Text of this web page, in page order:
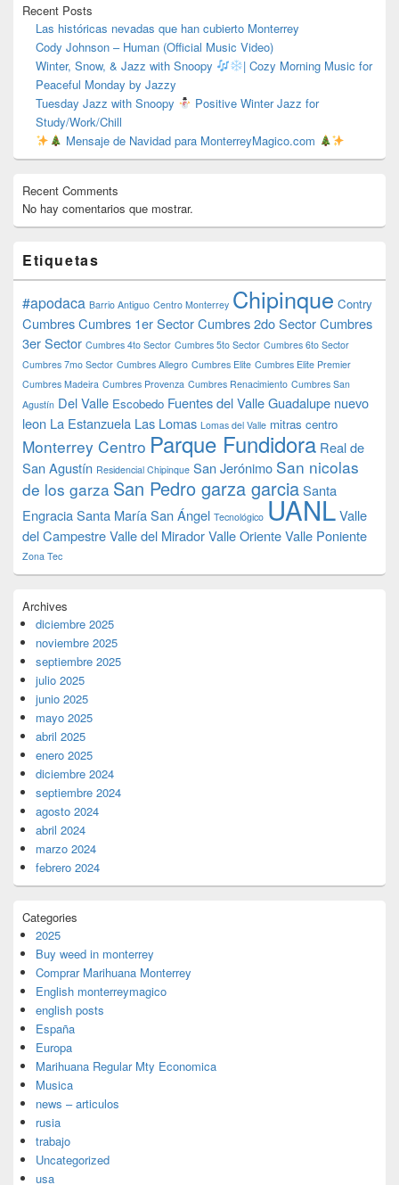
Recent Posts
Las históricas nevadas que han cubierto Monterrey
Cody Johnson – Human (Official Music Video)
Winter, Snow, & Jazz with Snoopy
| Cozy Morning Music for
Peaceful Monday by Jazzy
Tuesday Jazz with Snoopy
Positive Winter Jazz for
Study/Work/Chill
Mensaje de Navidad para MonterreyMagico.com
Recent Comments
No hay comentarios que mostrar.
Etiquetas
#apodaca Barrio Antiguo Centro Monterrey Chipinque Contry
CumbresCumbres 1er SectorCumbres 2do SectorCumbres
3er Sector Cumbres 4to Sector Cumbres 5to Sector Cumbres 6to Sector
Cumbres 7mo Sector Cumbres Allegro Cumbres Elite Cumbres Elite Premier
Cumbres Madeira Cumbres Provenza Cumbres Renacimiento Cumbres San
Agustín Del Valle Escobedo Fuentes del ValleGuadalupe nuevo
leon La Estanzuela Las Lomas Lomas del Valle mitras centro
Monterrey Centro Parque Fundidora Real de
San Agustín Residencial Chipinque San Jerónimo San nicolas
de los garza San Pedro garza garciaSanta
EngraciaSanta MaríaSan Ángel Tecnológico UANLValle
del CampestreValle del MiradorValle OrienteValle Poniente
Zona Tec
Archives
diciembre 2025
noviembre 2025
septiembre 2025
julio 2025
junio 2025
mayo 2025
abril 2025
enero 2025
diciembre 2024
septiembre 2024
agosto 2024
abril 2024
marzo 2024
febrero 2024
Categories
2025
Buy weed in monterrey
Comprar Marihuana Monterrey
English monterreymagico
english posts
España
Europa
Marihuana Regular Mty Economica
Musica
news – articulos
rusia
trabajo
Uncategorized
usa